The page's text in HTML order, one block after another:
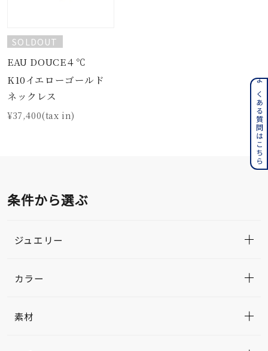
SOLDOUT
EAU DOUCE４℃
K10イエローゴールド
ネックレス
¥37,400(tax in)
条件から選ぶ
ジュエリー
カラー
素材
よくある質問はこちら